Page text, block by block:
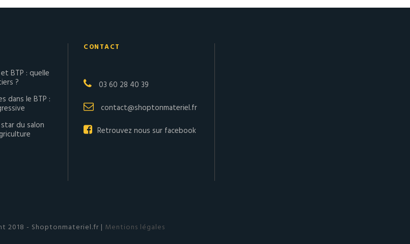
BTP : quelle
?
dans le BTP :
du salon
CONTACT
03 60 28 40 39
contact@shoptonmateriel.fr
Retrouvez nous sur facebook
2018 - Shoptonmateriel.fr | Mentions légales